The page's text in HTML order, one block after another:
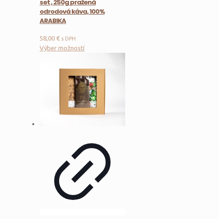
set , 250g pražená
odrodová káva, 100%
ARABIKA
58,00 € s DPH
Výber možnostíTento
viacero
variantov.
Možnosti
si
môžete
produktu.